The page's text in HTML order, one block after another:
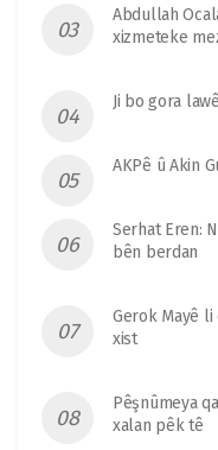
Abdullah
xizmeteke
Ji bo gora
AKPê û Akin
Serhat Eren:
bên berdan
Gerok Mayê
xist
Pêşnûmeya
xalan pêk tê